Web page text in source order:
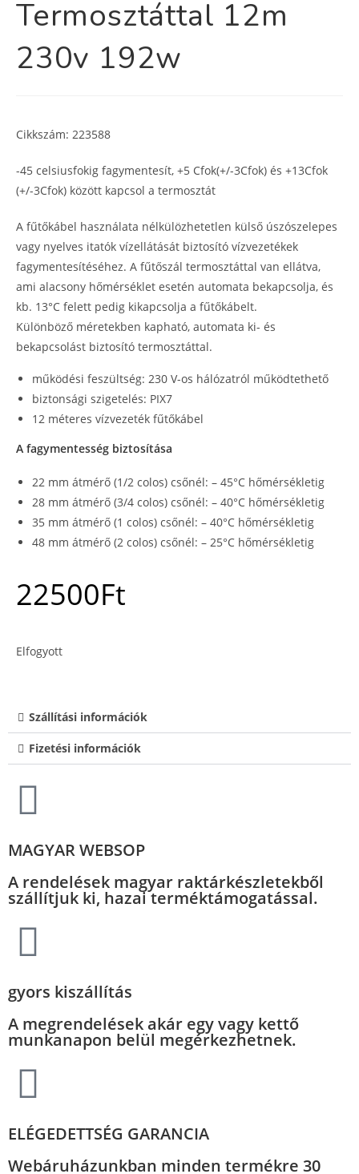
Termosztáttal 12m
230v 192w
Cikkszám: 223588
-45 celsiusfokig fagymentesít, +5 Cfok(+/-3Cfok) és +13Cfok
(+/-3Cfok) között kapcsol a termosztát
A fűtőkábel használata nélkülözhetetlen külső úszószelepes
vagy nyelves itatók vízellátását biztosító vízvezetékek
fagymentesítéséhez. A fűtőszál termosztáttal van ellátva,
ami alacsony hőmérséklet esetén automata bekapcsolja, és
kb. 13°C felett pedig kikapcsolja a fűtőkábelt.
Különböző méretekben kapható, automata ki- és
bekapcsolást biztosító termosztáttal.
működési feszültség: 230 V-os hálózatról működtethető
biztonsági szigetelés: PIX7
12 méteres vízvezeték fűtőkábel
A fagymentesség biztosítása
22 mm átmérő (1/2 colos) csőnél: – 45°C hőmérsékletig
28 mm átmérő (3/4 colos) csőnél: – 40°C hőmérsékletig
35 mm átmérő (1 colos) csőnél: – 40°C hőmérsékletig
48 mm átmérő (2 colos) csőnél: – 25°C hőmérsékletig
22500Ft
Elfogyott
Szállítási információk
Fizetési információk
MAGYAR WEBSOP
A rendelések magyar raktárkészletekből
szállítjuk ki, hazai terméktámogatással.
gyors kiszállítás
A megrendelések akár egy vagy kettő
munkanapon belül megérkezhetnek.
ELÉGEDETTSÉG GARANCIA
Webáruházunkban minden termékre 30